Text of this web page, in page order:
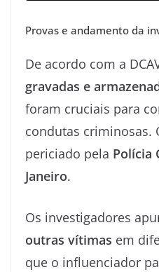
Provas e andamento da
De acordo com a
gravadas e
foram cruciais para
condutas criminosas.
periciado pela Polícia
Janeiro.
Os investigadores
outras vítimas em
que o influenciador